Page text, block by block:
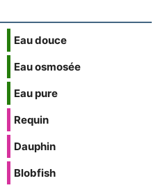
Eau douce
Eau osmosée
Eau pure
Requin
Dauphin
Blobfish